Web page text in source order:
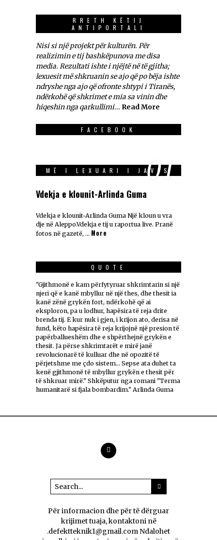
RRETH KËTIJ
ANTIPORTALI
Nisi si një projekt për kulturën. Për
realizimin e tij bashkëpunova me disa
media. Rezultati ishte i njëjtë në të gjitha;
lexuesit më shkruanin se ajo që po bëja ishte
ndryshe nga ajo që ofronte shtypi i Tiranës,
ndërkohë që shkrimet e mia sa vinin dhe
hiqeshin nga qarkullimi... Read More
FACEBOOK
MË I LEXUARI I JAVES
01
Vdekja e klounit-Arlinda Guma
Vdekja e klounit-Arlinda Guma Një kloun u vra
dje në Aleppo.Vdekja e tij u raportua live. Pranë
fotos në gazetë, … More
QUOTE
"Gjithmonë e kam përfytyruar shkrimtarin si një
njeri që e kanë mbyllur në një thes, dhe thesit ia
kanë zënë grykën fort, ndërkohë që ai
eksploron, pa u lodhur, hapësira të reja drite
brenda tij. E kur nuk i gjen, i krijon ato, derisa në
fund, këto hapësira të reja krijojnë një presion të
papërballueshëm dhe e shpërthejnë grykën e
thesit. Ja përse shkrimtarët e mirë janë
revolucionarë të kulluar dhe në opozitë të
përjetshme me çdo sistem... Sepse ata duhet ta
kenë gjithmonë të mbyllur grykën e thesit për
të shkruar mirë." Shkëputur nga romani "Terma
humanitarë si fjala bombardim." Arlinda Guma
Për informacion dhe për të dërguar
krijimet tuaja, kontaktoni në
.defektteknik1@gmail.com Ndalohet